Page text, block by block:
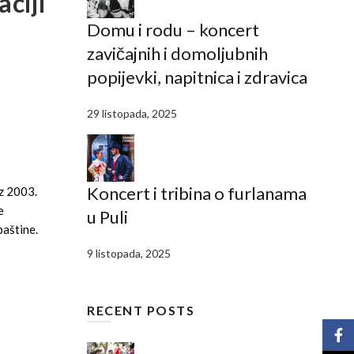
2003.
Domu i rodu – koncert
zavičajnih i domoljubnih
popijevki, napitnica i zdravica
29 listopada, 2025
Koncert i tribina o furlanama
u Puli
9 listopada, 2025
RECENT POSTS